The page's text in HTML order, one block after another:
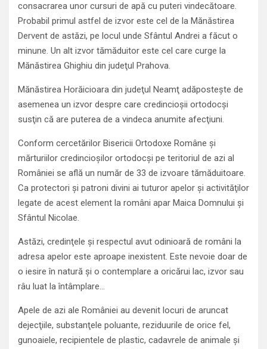
consacrarea unor cursuri de apă cu puteri vindecătoare.
Probabil primul astfel de izvor este cel de la Mănăstirea
Dervent de astăzi, pe locul unde Sfântul Andrei a făcut o
minune. Un alt izvor tămăduitor este cel care curge la
Mănăstirea Ghighiu din judeţul Prahova.
Mănăstirea Horăicioara din judeţul Neamţ adăposteşte de
asemenea un izvor despre care credincioşii ortodocşi
susţin că are puterea de a vindeca anumite afecţiuni.
Conform cercetărilor Bisericii Ortodoxe Române şi
mărturiilor credincioşilor ortodocşi pe teritoriul de azi al
României se află un număr de 33 de izvoare tămăduitoare.
Ca protectori şi patroni divini ai tuturor apelor şi activităţilor
legate de acest element la români apar Maica Domnului şi
Sfântul Nicolae.
Astăzi, credinţele şi respectul avut odinioară de români la
adresa apelor este aproape inexistent. Este nevoie doar de
o iesire în natură şi o contemplare a oricărui lac, izvor sau
râu luat la întâmplare…
Apele de azi ale României au devenit locuri de aruncat
dejecţiile, substanţele poluante, reziduurile de orice fel,
gunoaiele, recipientele de plastic, cadavrele de animale şi